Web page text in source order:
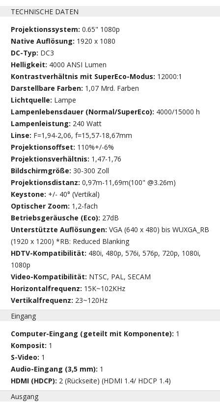
TECHNISCHE DATEN
Projektionssystem:0.65" 1080p
Native Auflösung: 1920 x 1080
DC-Typ: DC3
Helligkeit: 4000 ANSI Lumen
Kontrastverhältnis mit SuperEco-Modus: 12000:1
Darstellbare Farben: 1,07 Mrd. Farben
Lichtquelle: Lampe
Lampenlebensdauer (Normal/SuperEco): 4000/15000 h
Lampenleistung: 240 Watt
Linse: F=1,94-2,06, f=15,57-18,67mm
Projektionsoffset: 110%+/-6%
Projektionsverhältnis: 1,47-1,76
Bildschirmgröße:30-300 Zoll
Projektionsdistanz:0,97m-11,69m(100" @3.26m)
Keystone: +/- 40° (Vertikal)
Optischer Zoom: 1,2-fach
Betriebsgeräusche (Eco): 27dB
Unterstützte Auflösungen:VGA (640 x 480) bis WUXGA_RB
(1920 x 1200) *RB: Reduced Blanking
HDTV-Kompatibilität: 480i, 480p, 576i, 576p, 720p, 1080i,
1080p
Video-Kompatibilität: NTSC, PAL, SECAM
Horizontalfrequenz: 15K~102KHz
Vertikalfrequenz: 23~120Hz
Eingang
Computer-Eingang (geteilt mit Komponente): 1
Komposit: 1
S-Video: 1
Audio-Eingang (3,5 mm): 1
HDMI (HDCP): 2 (Rückseite) (HDMI 1.4/ HDCP 1.4)
Ausgang